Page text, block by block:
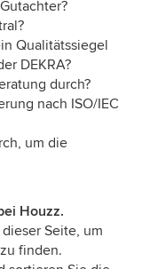
Qualitätssiegel
DEKRA?
durch?
nach ISO/IEC
um die
Houzz.
Seite, um
finden.